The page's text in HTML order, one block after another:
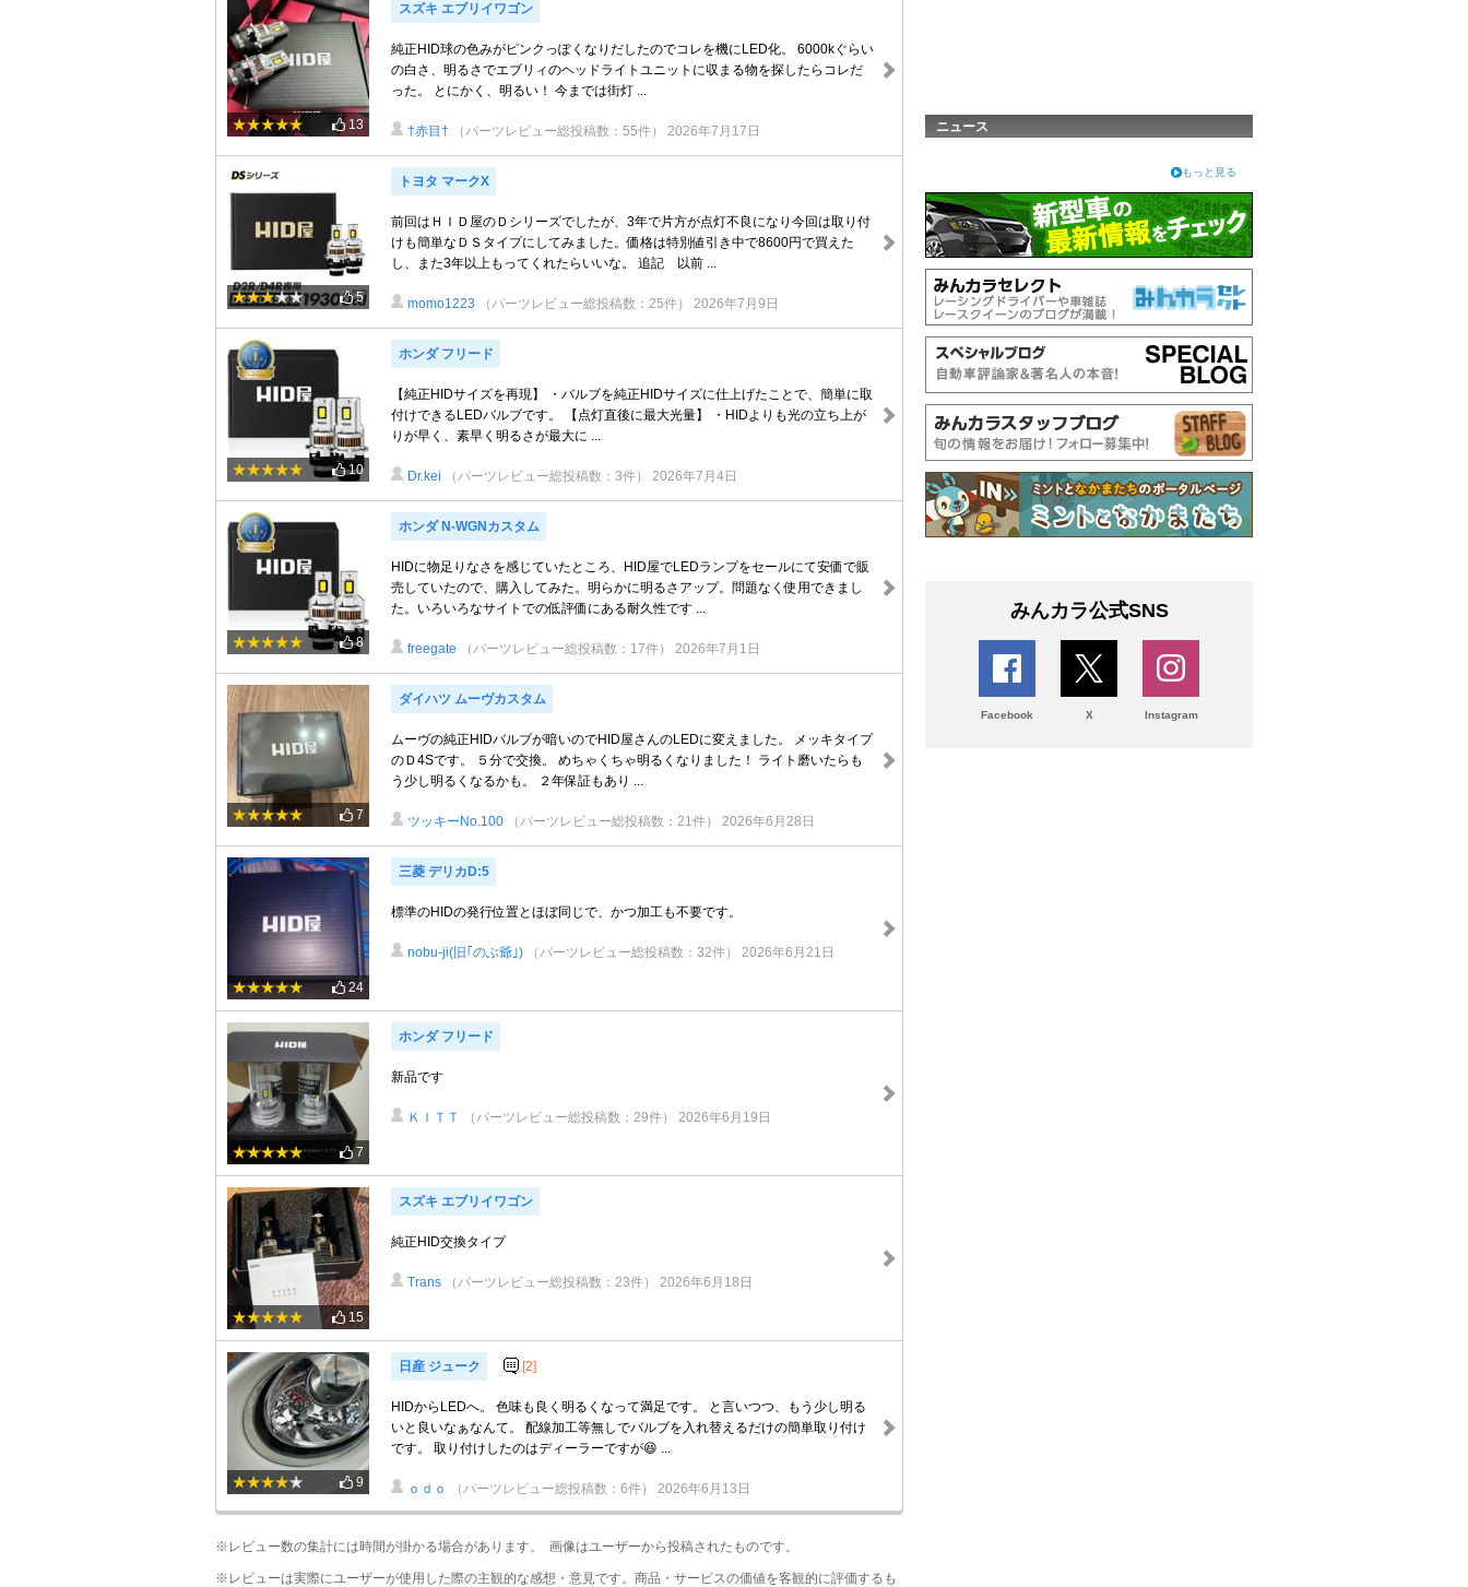
13
スズキ エブリイワゴン
純正HID球の色みがピンクっぽくなりだしたのでコレを機にLED化。 6000kぐらい
の白さ、明るさでエブリィのヘッドライトユニットに収まる物を探したらコレだ
った。 とにかく、明るい！ 今までは街灯 ...
†赤目† （パーツレビュー総投稿数：55件） 2026年7月17日
5
トヨタ マークX
前回はＨＩＤ屋のＤシリーズでしたが、3年で片方が点灯不良になり今回は取り付
けも簡単なＤＳタイプにしてみました。価格は特別値引き中で8600円で買えた
し、また3年以上もってくれたらいいな。 追記 以前 ...
momo1223 （パーツレビュー総投稿数：25件） 2026年7月9日
10
ホンダ フリード
【純正HIDサイズを再現】 ・バルブを純正HIDサイズに仕上げたことで、簡単に取
付けできるLEDバルブです。 【点灯直後に最大光量】 ・HIDよりも光の立ち上が
りが早く、素早く明るさが最大に ...
Dr.kei （パーツレビュー総投稿数：3件） 2026年7月4日
8
ホンダ N-WGNカスタム
HIDに物足りなさを感じていたところ、HID屋でLEDランプをセールにて安価で販
売していたので、購入してみた。明らかに明るさアップ。問題なく使用できまし
た。いろいろなサイトでの低評価にある耐久性です ...
freegate （パーツレビュー総投稿数：17件） 2026年7月1日
7
ダイハツ ムーヴカスタム
ムーヴの純正HIDバルブが暗いのでHID屋さんのLEDに変えました。 メッキタイプ
のＤ4Sです。 ５分で交換。 めちゃくちゃ明るくなりました！ ライト磨いたらも
う少し明るくなるかも。 ２年保証もあり ...
ツッキーNo.100 （パーツレビュー総投稿数：21件） 2026年6月28日
24
三菱 デリカD:5
標準のHIDの発行位置とほぼ同じで、かつ加工も不要です。
nobu-ji(旧｢のぶ爺｣) （パーツレビュー総投稿数：32件） 2026年6月21日
7
ホンダ フリード
新品です
ＫＩＴＴ （パーツレビュー総投稿数：29件） 2026年6月19日
15
スズキ エブリイワゴン
純正HID交換タイプ
Trans （パーツレビュー総投稿数：23件） 2026年6月18日
9
日産 ジューク [2]
HIDからLEDへ。 色味も良く明るくなって満足です。 と言いつつ、もう少し明る
いと良いなぁなんて。 配線加工等無しでバルブを入れ替えるだけの簡単取り付け
です。 取り付けしたのはディーラーですが😆 ...
ｏｄｏ （パーツレビュー総投稿数：6件） 2026年6月13日
※レビュー数の集計には時間が掛かる場合があります。 画像はユーザーから投稿されたものです。
※レビューは実際にユーザーが使用した際の主観的な感想・意見です。商品・サービスの価値を客観的に評価するも
ニュース
もっと見る
みんカラ公式SNS
Facebook X Instagram